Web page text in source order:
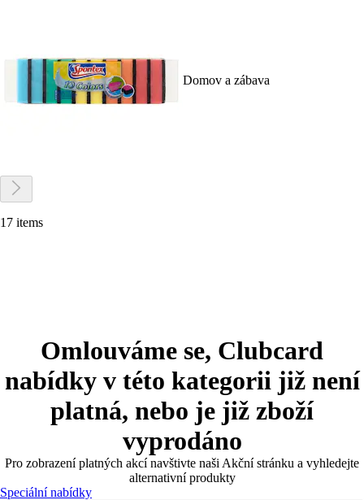
Domov a zábava
17 items
Omlouváme se, Clubcard
nabídky v této kategorii již není
platná, nebo je již zboží
vyprodáno
Pro zobrazení platných akcí navštivte naši Akční stránku a vyhledejte
alternativní produkty
Speciální nabídky